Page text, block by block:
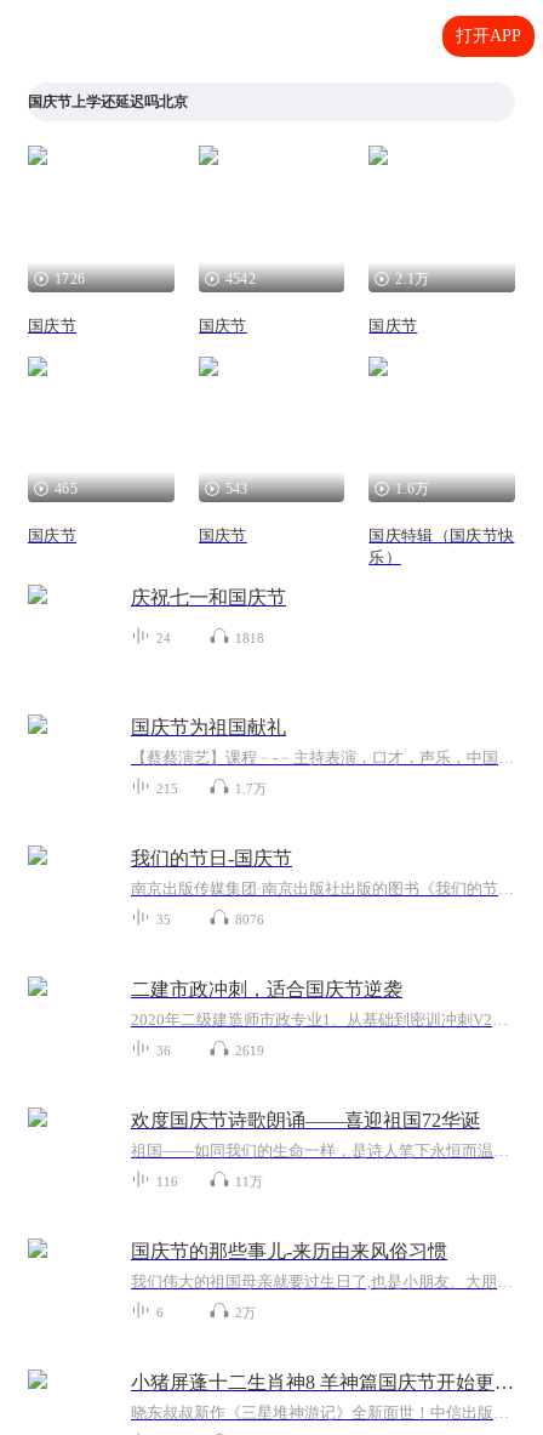
打开APP
国庆节上学还延迟吗北京
1726
国庆节
4542
国庆节
2.1万
国庆节
465
国庆节
543
国庆节
1.6万
国庆特辑（国庆节快
乐）
庆祝七一和国庆节
24 1818
国庆节为祖国献礼
【蔡蔡演艺】课程﹣-﹣主持表演，口才，声乐，中国舞，民族舞。独特的小舞台，专业的录音棚，每一位同学都能成为优秀的小明星。独特的教学模式，轻松上课，快乐学习！知名主持人，舞蹈家，高级教师任职授课！江南总校：河沟街42号三楼 18545856430江北分校...
215 1.7万
我们的节日-国庆节
南京出版传媒集团·南京出版社出版的图书《我们的节日》通过对中国节日文化和节日意义进行深度的挖掘，面向青少年群体构建独具特色的栏目内容，以此丰富春节、元宵节、清明节、端午节、七夕节、中秋节、重阳节等传统节日；六一节、教师节、国庆节等新兴节日的文化内涵和表现形式。促进青少年形成新的节日习俗，提升节日仪式感、认同感。音频作品由金陵朗读者联盟志愿者朗诵，南京音像出版社、金陵图书馆联合制作。
35 8076
二建市政冲刺，适合国庆节逆袭
2020年二级建造师市政专业1、从基础到密训冲刺V2、从精华课程到超压密押V3、0基础同步更新v4、持续更新到2020年考试V5、只要你跟着学让你一次稳拿证V6、渠道超压压题，超压三页纸等独家绝密压题!
36 2619
欢度国庆节诗歌朗诵——喜迎祖国72华诞
祖国——如同我们的生命一样，是诗人笔下永恒而温暖的主题。在祖国72周年华诞来临之际，特创建这个诗歌朗诵专辑，诵读经典爱国篇章，和大家一起歌颂祖国，向国庆的献礼！祝愿伟大的祖国繁荣富强，祝愿大家国庆节快乐，度过平安快乐的黄金周假期！
116 11万
国庆节的那些事儿-来历由来风俗习惯
我们伟大的祖国母亲就要过生日了,也是小朋友、大朋友们最喜欢的“国庆小长假”或说“黄金周”还有说”国庆7天乐”的，说法真是不一而足。那么“国庆节”是怎么来的？自古以来国庆节怎么庆贺？新中国国庆节的来历，以及新中国国庆节的庆贺方式又有哪些呢？ ...
6 2万
小猪屏蓬十二生肖神8 羊神篇国庆节开始更新啦！
晓东叔叔新作《三星堆神游记》全新面世！中信出版社出版！京东当当淘宝均有售！点蓝色字收听——《小猪屏蓬爆笑日记2024》《小猪屏蓬爆笑日记2》《小猪屏蓬爆笑日记1》让你笑得喘不上气！《我进故宫当富翁——小猪屏蓬故宫财商笔记》教你成为大富翁！《小...